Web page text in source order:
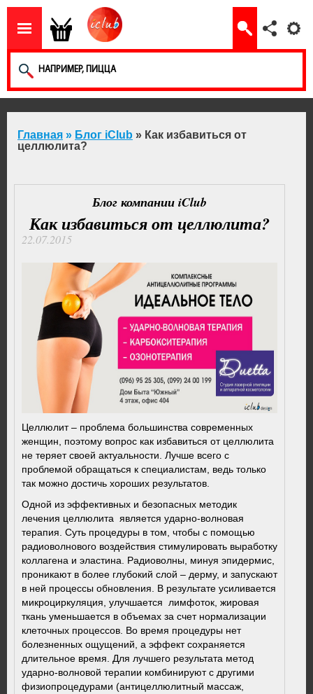
Главная » Блог iClub » Как избавиться от
целлюлита?
Блог компании iClub
Как избавиться от целлюлита?
22.07.2015
Целлюлит – проблема большинства современных
женщин, поэтому вопрос как избавиться от целлюлита
не теряет своей актуальности. Лучше всего с
проблемой обращаться к специалистам, ведь только
так можно достичь хороших результатов.
Одной из эффективных и безопасных методик
лечения целлюлита является ударно-волновая
терапия. Суть процедуры в том, чтобы с помощью
радиоволнового воздействия стимулировать выработку
коллагена и эластина. Радиоволны, минуя эпидермис,
проникают в более глубокий слой – дерму, и запускают
в ней процессы обновления. В результате усиливается
микроциркуляция, улучшается лимфоток, жировая
ткань уменьшается в объемах за счет нормализации
клеточных процессов. Во время процедуры нет
болезненных ощущений, а эффект сохраняется
длительное время. Для лучшего результата метод
ударно-волновой терапии комбинируют с другими
физиопроцедурами (антицеллюлитный массаж,